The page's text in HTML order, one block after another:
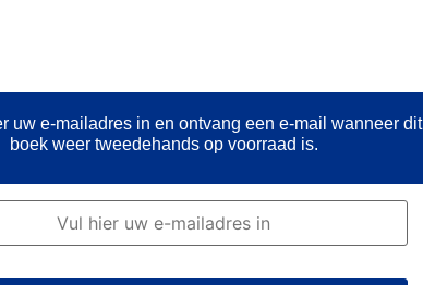
uw e-mailadres in en ontvang een e-mail wanneer dit
boek weer tweedehands op voorraad is.